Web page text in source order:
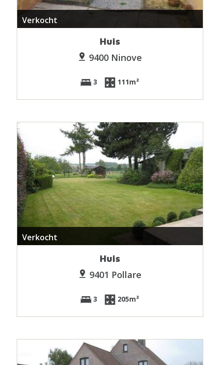
Verkocht
Huis
9400 Ninove
3 111m²
Verkocht
Huis
9401 Pollare
3 205m²